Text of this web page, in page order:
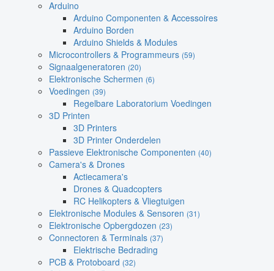
Arduino
Arduino Componenten & Accessoires
Arduino Borden
Arduino Shields & Modules
Microcontrollers & Programmeurs (59)
Signaalgeneratoren (20)
Elektronische Schermen (6)
Voedingen (39)
Regelbare Laboratorium Voedingen
3D Printen
3D Printers
3D Printer Onderdelen
Passieve Elektronische Componenten (40)
Camera's & Drones
Actiecamera's
Drones & Quadcopters
RC Helikopters & Vliegtuigen
Elektronische Modules & Sensoren (31)
Elektronische Opbergdozen (23)
Connectoren & Terminals (37)
Elektrische Bedrading
PCB & Protoboard (32)